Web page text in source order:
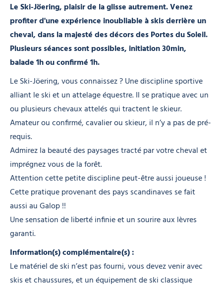
Le Ski-Jöering, plaisir de la glisse autrement. Venez
profiter d'une expérience inoubliable à skis derrière un
cheval, dans la majesté des décors des Portes du Soleil.
Plusieurs séances sont possibles, initiation 30min,
balade 1h ou confirmé 1h.
Le Ski-Jöering, vous connaissez ? Une discipline sportive
alliant le ski et un attelage équestre. Il se pratique avec un
ou plusieurs chevaux attelés qui tractent le skieur.
Amateur ou confirmé, cavalier ou skieur, il n’y a pas de pré-
requis.
Admirez la beauté des paysages tracté par votre cheval et
imprégnez vous de la forêt.
Attention cette petite discipline peut-être aussi joueuse !
Cette pratique provenant des pays scandinaves se fait
aussi au Galop !!
Une sensation de liberté infinie et un sourire aux lèvres
garanti.
Information(s) complémentaire(s) :
Le matériel de ski n’est pas fourni, vous devez venir avec
skis et chaussures, et un équipement de ski classique